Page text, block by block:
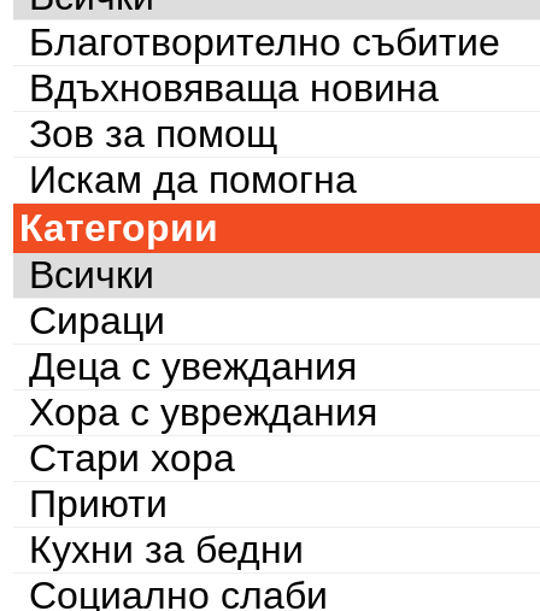
Благотворително събитие
Вдъхновяваща новина
Зов за помощ
Искам да помогна
Категории
Всички
Сираци
Деца с увеждания
Хора с увреждания
Стари хора
Приюти
Кухни за бедни
Социално слаби